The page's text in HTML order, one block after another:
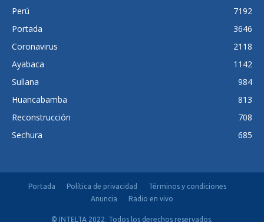
Perú
7192
Portada
3646
Coronavirus
2118
Ayabaca
1142
Sullana
984
Huancabamba
813
Reconstrucción
708
Sechura
685
Portada Política de privacidad
Términos y condiciones
Anuncia
Radio en vivo
© INTELTA 2022. Todos los derechos reservados.